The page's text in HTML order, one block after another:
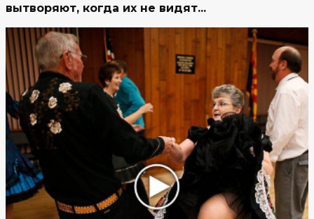
вытворяют, когда их не видят...